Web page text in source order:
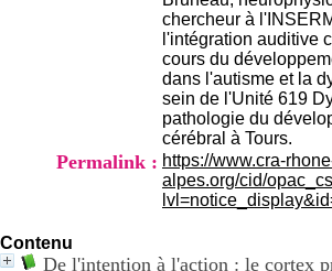
chercheur à
l'intégration auditive
cours du
dans l'autisme et la
sein de l'Unité 619
pathologie du
cérébral à Tours.
Permalink : https://www.cra-
alpes.org/cid/
Contenu
De l'intention à l'action : le cortex
e
d
i
:
9
h
0
0
1
2
h
-